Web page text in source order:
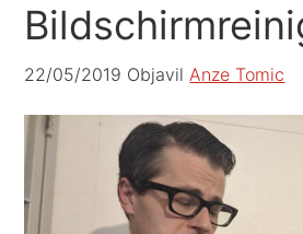
22/05/2019 ObjavilAnze Tomic